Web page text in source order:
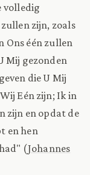
volledig
zijn, zoals
Ons één zullen
Mij gezonden
die U Mij
Eén zijn; Ik in
zijn en opdat de
en hen
(Johannes